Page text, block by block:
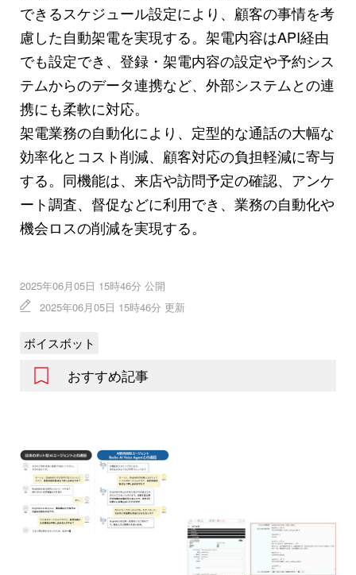
できるスケジュール設定により、顧客の事情を考
慮した自動架電を実現する。架電内容はAPI経由
でも設定でき、登録・架電内容の設定や予約シス
テムからのデータ連携など、外部システムとの連
携にも柔軟に対応。
架電業務の自動化により、定型的な通話の大幅な
効率化とコスト削減、顧客対応の負担軽減に寄与
する。同機能は、来店や訪問予定の確認、アンケ
ート調査、督促などに利用でき、業務の自動化や
機会ロスの削減を実現する。
2025年06月05日 15時46分 公開
2025年06月05日 15時46分 更新
ボイスボット
おすすめ記事